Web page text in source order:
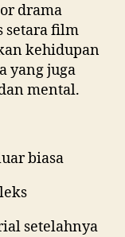
drama
setara film
kehidupan
yang juga
mental.
biasa
setelahnya